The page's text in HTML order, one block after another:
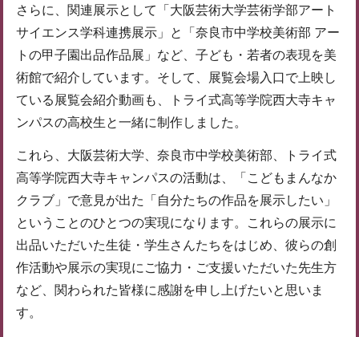
さらに、関連展示として「大阪芸術大学芸術学部アート
サイエンス学科連携展示」と「奈良市中学校美術部 アー
トの甲子園出品作品展」など、子ども・若者の表現を美
術館で紹介しています。そして、展覧会場入口で上映し
ている展覧会紹介動画も、トライ式高等学院西大寺キャ
ンパスの高校生と一緒に制作しました。
これら、大阪芸術大学、奈良市中学校美術部、トライ式
高等学院西大寺キャンパスの活動は、「こどもまんなか
クラブ」で意見が出た「自分たちの作品を展示したい」
ということのひとつの実現になります。これらの展示に
出品いただいた生徒・学生さんたちをはじめ、彼らの創
作活動や展示の実現にご協力・ご支援いただいた先生方
など、関わられた皆様に感謝を申し上げたいと思いま
す。